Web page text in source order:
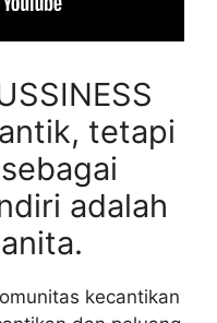
tetapi
adalah
kecantikan